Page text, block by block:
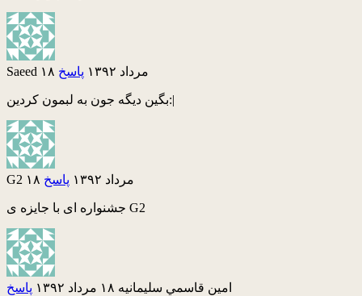
Saeed ۱۸ مرداد ۱۳۹۲ پاسخ
بگین دیگه جون به لبمون کردین:|
G2 ۱۸ مرداد ۱۳۹۲ پاسخ
جشنواره ای با جایزه ی G2
امين قاسمي سليمانيه ۱۸ مرداد ۱۳۹۲ پاسخ